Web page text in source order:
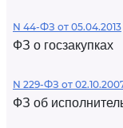
N 44-ФЗ от 05.04.2013
ФЗ о госзакупках
N 229-ФЗ от
ФЗ об